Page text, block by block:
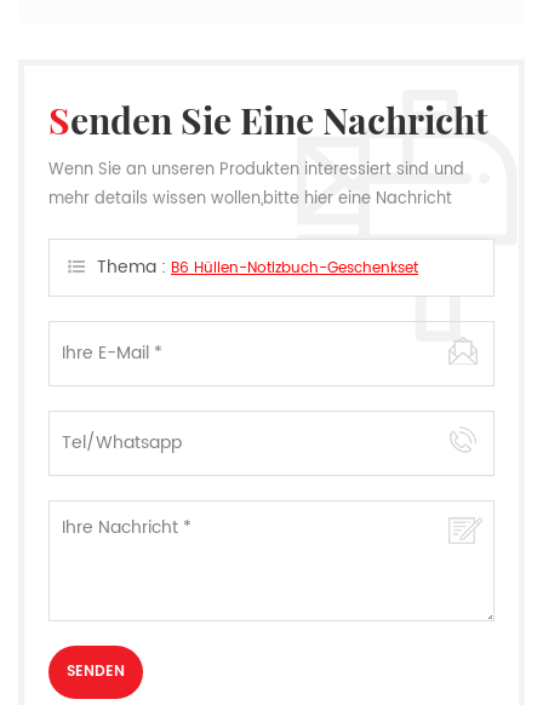
Senden Sie Eine Nachricht
Wenn Sie an unseren Produkten interessiert sind und
mehr details wissen wollen,bitte hier eine Nachricht
können.Thema : B6 Hüllen-Notizbuch-Geschenkset